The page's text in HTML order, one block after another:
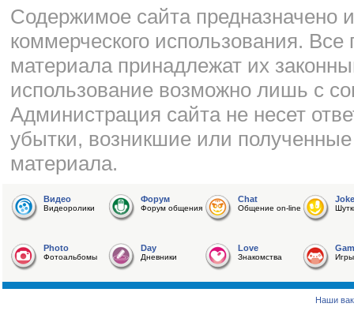
Cодержимое сайта предназначено
коммерческого использования.
материала принадлежат их
использование возможно лишь с
Администрация сайта не несет
убытки, возникшие или
материала.
Видео
Видеоролики
Форум
Форум общения
Chat
Общение on-line
Joke
Photo
Фотоальбомы
Day
Дневники
Love
Знакомства Игры
Наши